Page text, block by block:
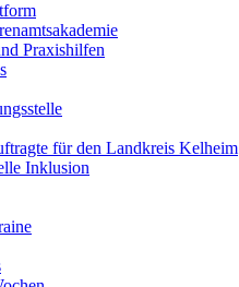
Praxishilfen
für den Landkreis Kelheim
Inklusion